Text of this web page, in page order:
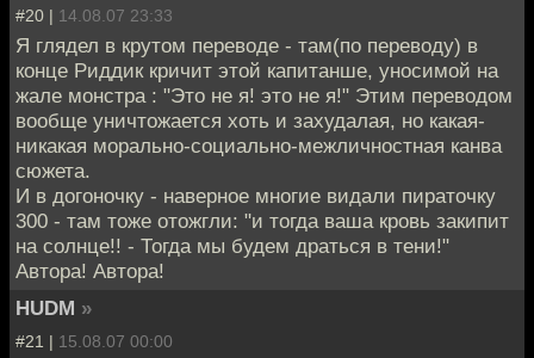
#20 | 14.08.07 23:33
Я глядел в крутом переводе - там(по переводу) в
конце Риддик кричит этой капитанше, уносимой на
жале монстра : "Это не я! это не я!" Этим переводом
вообще уничтожается хоть и захудалая, но какая-
никакая морально-социально-межличностная канва
сюжета.
И в догоночку - наверное многие видали пираточку
300 - там тоже отожгли: "и тогда ваша кровь закипит
на солнце!! - Тогда мы будем драться в тени!"
Автора! Автора!
HUDM »
#21 | 15.08.07 00:00